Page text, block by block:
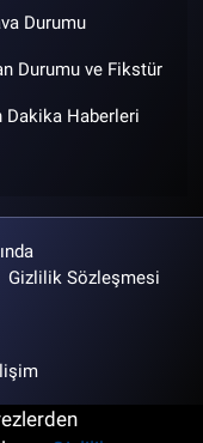
Durumu
Durumu ve Fikstür
Dakika Haberleri
Gizlilik Sözleşmesi